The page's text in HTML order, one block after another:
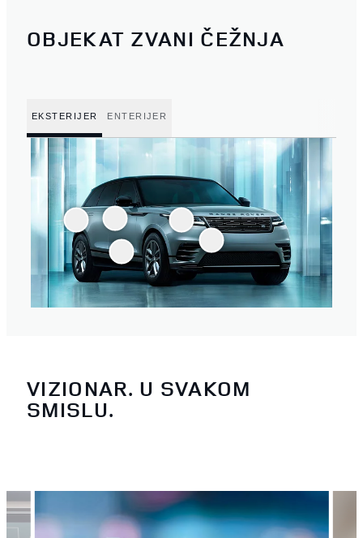
OBJEKAT ZVANI ČEŽNJA
EKSTERIJER ENTERIJER
VIZIONAR. U SVAKOM
SMISLU.